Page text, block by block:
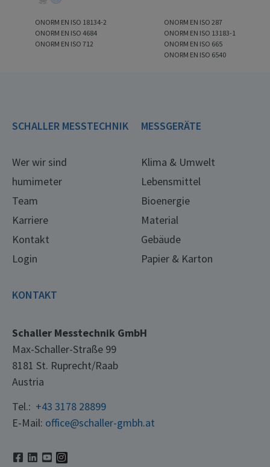
ONORM EN ISO 18134-2
ONORM EN ISO 4684
ONORM EN ISO 712
ONORM EN ISO 287
ONORM EN ISO 13183-1
ONORM EN ISO 665
ONORM EN ISO 6540
SCHALLER MESSTECHNIK
Wer wir sind
humimeter
Team
Karriere
Kontakt
Login
MESSGERÄTE
Klima & Umwelt
Lebensmittel
Bioenergie
Material
Gebäude
Papier & Karton
KONTAKT
Schaller Messtechnik GmbH
Max-Schaller-Straße 99
8181 St. Ruprecht/Raab
Austria
Tel.: +43 3178 28899
E-Mail: office@schaller-gmbh.at